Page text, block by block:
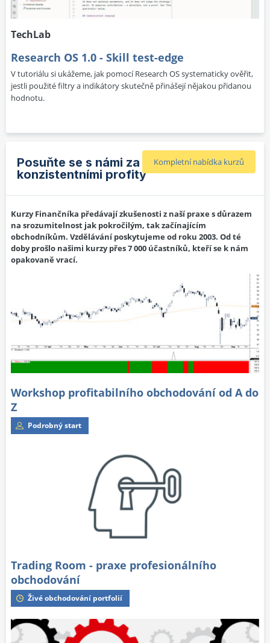
TechLab
Research OS 1.0 - Skill test-edge
V tutoriálu si ukážeme, jak pomocí Research OS systematicky ověřit,
jestli použité filtry a indikátory skutečně přinášejí nějakou přidanou
hodnotu.
Kompletní nabídka kurzů
Posuňte se s námi za
konzistentními profity
Kurzy Finančníka předávají zkušenosti z naší praxe s důrazem
na srozumitelnost jak pokročilým, tak začínajícím
obchodníkům. Vzdělávání poskytujeme od roku 2003. Od té
doby prošlo našimi kurzy přes 7 000 účastníků, kteří se k nám
opakovaně vrací.
Workshop profitabilního obchodování od A do
Z
Podrobný start
Trading Room - praxe profesionálního
obchodování
Živé obchodování portfolií